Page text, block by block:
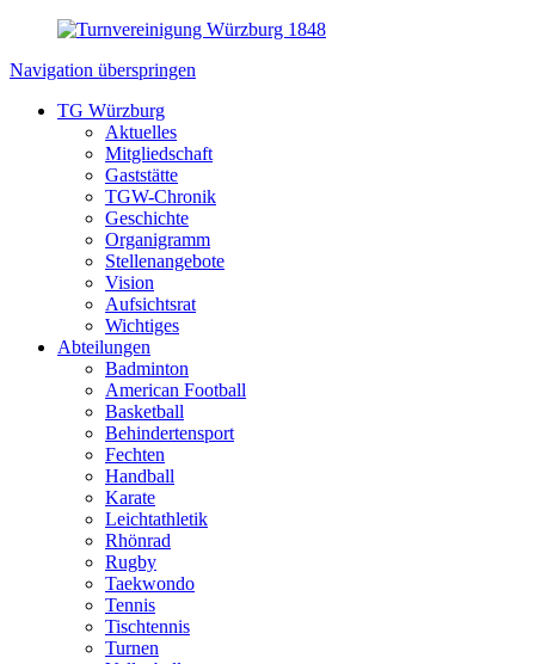
Navigation überspringen
TG Würzburg
Aktuelles
Mitgliedschaft
Gaststätte
TGW-Chronik
Geschichte
Organigramm
Stellenangebote
Vision
Aufsichtsrat
Wichtiges
Abteilungen
Badminton
American Football
Basketball
Behindertensport
Fechten
Handball
Karate
Leichtathletik
Rhönrad
Rugby
Taekwondo
Tennis
Tischtennis
Turnen